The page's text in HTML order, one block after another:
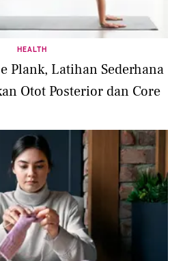
HEALTH
Plank, Latihan Sederhana
Otot Posterior dan Core